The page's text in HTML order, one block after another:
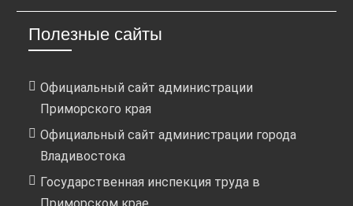
Полезные сайты
Официальный сайт администрации
Приморского края
Официальный сайт администрации города
Владивостока
Государственная инспекция труда в